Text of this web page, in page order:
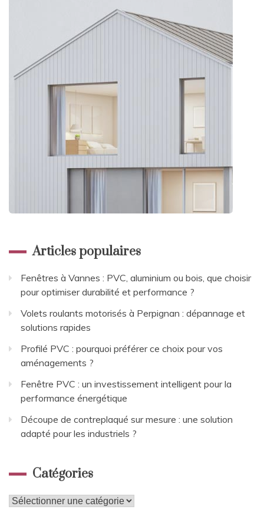
Articles populaires
Fenêtres à Vannes : PVC, aluminium ou bois, que choisir
pour optimiser durabilité et performance ?
Volets roulants motorisés à Perpignan : dépannage et
solutions rapides
Profilé PVC : pourquoi préférer ce choix pour vos
aménagements ?
Fenêtre PVC : un investissement intelligent pour la
performance énergétique
Découpe de contreplaqué sur mesure : une solution
adapté pour les industriels ?
Catégories
Catégories